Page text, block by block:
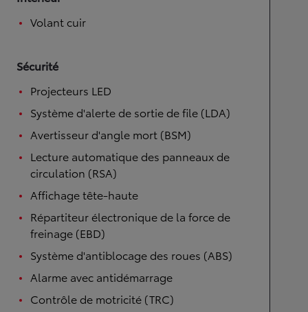
Volant cuir
Sécurité
Projecteurs LED
Système d'alerte de sortie de file (LDA)
Avertisseur d'angle mort (BSM)
Lecture automatique des panneaux de
circulation (RSA)
Affichage tête-haute
Répartiteur électronique de la force de
freinage (EBD)
Système d'antiblocage des roues (ABS)
Alarme avec antidémarrage
Contrôle de motricité (TRC)